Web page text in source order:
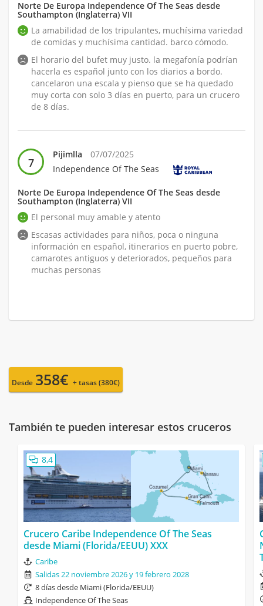
Norte De Europa Independence Of The Seas desde
Southampton (Inglaterra) VII
La amabilidad de los tripulantes, muchísima variedad
de comidas y muchísima cantidad. barco cómodo.
El horario del bufet muy justo. la megafonía podrían
hacerla es español junto con los diarios a bordo.
cancelaron una escala y pienso que se ha quedado
muy corta con solo 3 días en puerto, para un crucero
de 8 días.
7
Pijimlla
07/07/2025
Independence Of The Seas
Norte De Europa Independence Of The Seas desde
Southampton (Inglaterra) VII
El personal muy amable y atento
Escasas actividades para niños, poca o ninguna
información en español, itinerarios en puerto pobre,
camarotes antiguos y deteriorados, pequeños para
muchas personas
Desde 358€ + tasas (380€)
También te pueden interesar estos cruceros
8,4
Crucero Caribe Independence Of The Seas
desde Miami (Florida/EEUU) XXX
Caribe
Salidas 22 noviembre 2026 y 19 febrero 2028
8 días desde Miami (Florida/EEUU)
Independence Of The Seas